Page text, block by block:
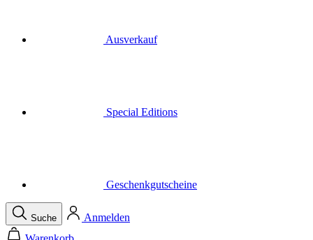
Ihr Warenkorb ist leer
Menü Schließen
Suche